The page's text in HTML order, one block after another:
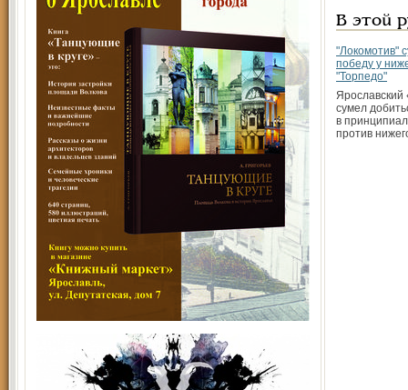
В этой
"Локомотив"
победу у
"Торпедо"
Ярославский
сумел
в
против